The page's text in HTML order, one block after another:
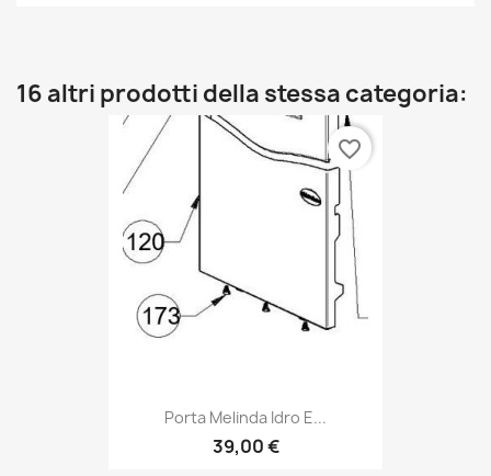
16 altri prodotti della stessa categoria:
Porta Melinda Idro E...
39,00 €
favorite_border